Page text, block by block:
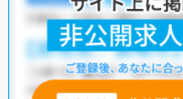
クリニック・介護福祉施設・訪
他の条件でも人気の求人がございま
いただくか、お気軽にお問い合わせ
全国の臨床検査技師求人から検索い